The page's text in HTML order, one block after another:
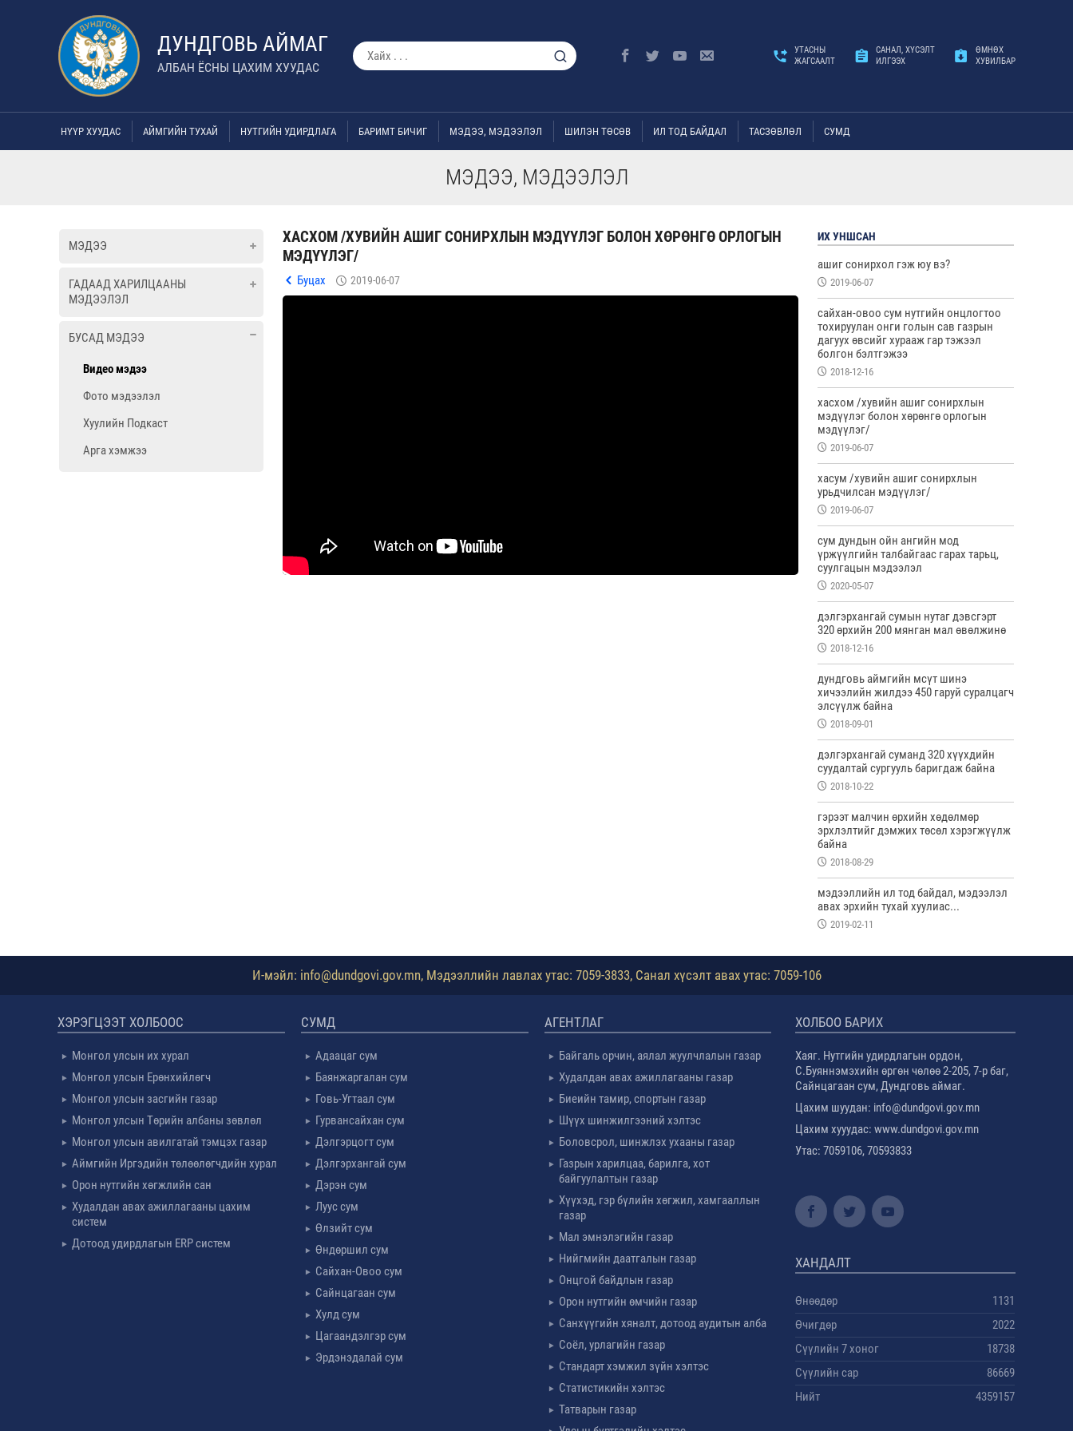
ДУНДГОВЬ АЙМАГ
АЛБАН ЁСНЫ ЦАХИМ ХУУДАС
УТАСНЫ
ЖАГСААЛТ
САНАЛ, ХҮСЭЛТ
ИЛГЭЭХ
ӨМНӨХ
ХУВИЛБАР
НҮҮР ХУУДАС АЙМГИЙН ТУХАЙ НУТГИЙН УДИРДЛАГА БАРИМТ БИЧИГ МЭДЭЭ, МЭДЭЭЛЭЛ ШИЛЭН ТӨСӨВ ИЛ ТОД БАЙДАЛ ТАСЗӨВЛӨЛ СУМД
МЭДЭЭ, МЭДЭЭЛЭЛ
МЭДЭЭ
ГАДААД ХАРИЛЦААНЫ
МЭДЭЭЛЭЛ
БУСАД МЭДЭЭ
Видео мэдээ
Фото мэдээлэл
Хуулийн Подкаст
Арга хэмжээ
ХАСХОМ /ХУВИЙН АШИГ СОНИРХЛЫН МЭДҮҮЛЭГ БОЛОН ХӨРӨНГӨ ОРЛОГЫН
МЭДҮҮЛЭГ/
Буцах 2019-06-07
ИХ УНШСАН
ашиг сонирхол гэж юу вэ?
2019-06-07
сайхан-овоо сум нутгийн онцлогтоо
тохируулан онги голын сав газрын
дагуух өвсийг хурааж гар тэжээл
болгон бэлтгэжээ
2018-12-16
хасхом /хувийн ашиг сонирхлын
мэдүүлэг болон хөрөнгө орлогын
мэдүүлэг/
2019-06-07
хасум /хувийн ашиг сонирхлын
урьдчилсан мэдүүлэг/
2019-06-07
сум дундын ойн ангийн мод
үржүүлгийн талбайгаас гарах тарьц,
суулгацын мэдээлэл
2020-05-07
дэлгэрхангай сумын нутаг дэвсгэрт
320 өрхийн 200 мянган мал өвөлжинө
2018-12-16
дундговь аймгийн мсүт шинэ
хичээлийн жилдээ 450 гаруй суралцагч
элсүүлж байна
2018-09-01
дэлгэрхангай суманд 320 хүүхдийн
суудалтай сургууль баригдаж байна
2018-10-22
гэрээт малчин өрхийн хөдөлмөр
эрхлэлтийг дэмжих төсөл хэрэгжүүлж
байна
2018-08-29
мэдээллийн ил тод байдал, мэдээлэл
авах эрхийн тухай хуулиас...
2019-02-11
И-мэйл: info@dundgovi.gov.mn, Мэдээллийн лавлах утас: 7059-3833, Санал хүсэлт авах утас: 7059-106
ХЭРЭГЦЭЭТ ХОЛБООС
Монгол улсын их хурал
Монгол улсын Ерөнхийлөгч
Монгол улсын засгийн газар
Монгол улсын Төрийн албаны зөвлөл
Монгол улсын авилгатай тэмцэх газар
Аймгийн Иргэдийн төлөөлөгчдийн хурал
Орон нутгийн хөгжлийн сан
Худалдан авах ажиллагааны цахим
систем
Дотоод удирдлагын ERP систем
СУМД
Адаацаг сум
Баянжаргалан сум
Говь-Угтаал сум
Гурвансайхан сум
Дэлгэрцогт сум
Дэлгэрхангай сум
Дэрэн сум
Луус сум
Өлзийт сум
Өндөршил сум
Сайхан-Овоо сум
Сайнцагаан сум
Хулд сум
Цагаандэлгэр сум
Эрдэнэдалай сум
АГЕНТЛАГ
Байгаль орчин, аялал жуулчлалын газар
Худалдан авах ажиллагааны газар
Биеийн тамир, спортын газар
Шүүх шинжилгээний хэлтэс
Боловсрол, шинжлэх ухааны газар
Газрын харилцаа, барилга, хот
байгуулалтын газар
Хүүхэд, гэр бүлийн хөгжил, хамгааллын
газар
Мал эмнэлэгийн газар
Нийгмийн даатгалын газар
Онцгой байдлын газар
Орон нутгийн өмчийн газар
Санхүүгийн хяналт, дотоод аудитын алба
Соёл, урлагийн газар
Стандарт хэмжил зүйн хэлтэс
Статистикийн хэлтэс
Татварын газар
ХОЛБОО БАРИХ
Хаяг. Нутгийн удирдлагын ордон,
С.Буяннэмэхийн өргөн чөлөө 2-205, 7-р баг,
Сайнцагаан сум, Дундговь аймаг.
Цахим шуудан: info@dundgovi.gov.mn
Цахим хууудас: www.dundgovi.gov.mn
Утас: 7059106, 70593833
ХАНДАЛТ
Өнөөдөр
1131
Өчигдөр
2022
Сүүлийн 7 хоног
18738
Сүүлийн сар
86669
Нийт
4359157